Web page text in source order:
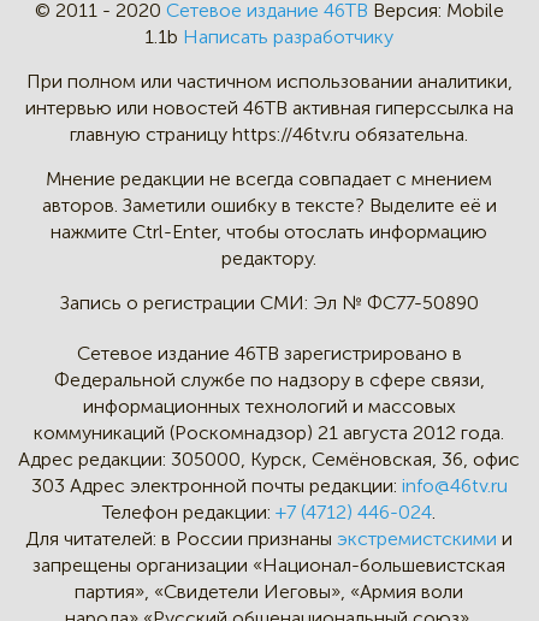
© 2011 - 2020 Сетевое издание 46ТВ Версия: Mobile
1.1b Написать разработчику
При полном или частичном использовании аналитики,
интервью или новостей 46TB активная гиперссылка на
главную страницу https://46tv.ru обязательна.
Мнение редакции не всегда совпадает с мнением
авторов. Заметили ошибку в тексте? Выделите её и
нажмите Ctrl-Enter, чтобы отослать информацию
редактору.
Запись о регистрации СМИ: Эл № ФС77-50890
Сетевое издание 46ТВ зарегистрировано в
Федеральной службе по надзору в сфере связи,
информационных технологий и массовых
коммуникаций (Роскомнадзор) 21 августа 2012 года.
Адрес редакции: 305000, Курск, Семёновская, 36, офис
303 Адрес электронной почты редакции: info@46tv.ru
Телефон редакции: +7 (4712) 446-024
Для читателей: в России признаныэкстремистскими и
запрещены организации «Национал-большевистская
партия», «Свидетели Иеговы», «Армия воли